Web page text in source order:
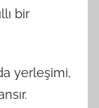
bir
yerleşimi,